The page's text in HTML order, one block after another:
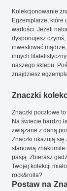
Kolekcjonowanie
Egzemplarze, które
wartości. Jeżeli
dysponujesz
inwestować
innych
naszego sklepu.
znajdziesz
Znaczki
Znaczki pocztowe
Na świecie bardzo
związane z daną
Znaczki ukazują się
stanowią znakomite
pasją. Zbierasz
Twojej kolekcji
rock&rolla?
Postaw na